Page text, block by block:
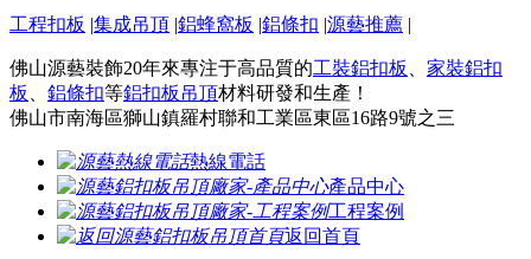
工程扣板 |集成吊頂 |鋁蜂窩板 |鋁條扣 |源藝推薦 |
佛山源藝裝飾20年來專注于高品質的工裝鋁扣板
家裝鋁扣
板
鋁條扣等鋁扣板吊頂材料研發和生產！
佛山市南海區獅山鎮羅村聯和工業區東區16路9號之三
熱線電話
產品中心
工程案例
返回首頁